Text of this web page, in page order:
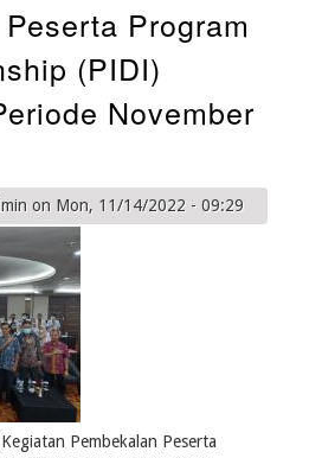
Program
(PIDI)
November
on Mon, 11/14/2022 - 09:29
Pembekalan Peserta